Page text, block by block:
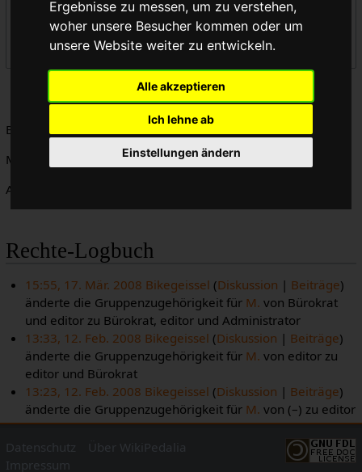
Ergebnisse zu messen, um zu verstehen,
woher unsere Besucher kommen oder um
unsere Website weiter zu entwickeln.
Alle akzeptieren
Ich lehne ab
Einstellungen ändern
Benutzergruppen laden
Benutzergruppen ansehen
Benutzergruppen des Benutzers M. Beiträge
Mitglied von:
Bürokrat, editor,Administrator
Automatisch Mitglied von:
Rechte-Logbuch
15:55, 17. Mär. 2008 Bikegeissel Diskussion
Beiträge
änderte die Gruppenzugehörigkeit für M. von Bürokrat
und editor zu Bürokrat, editor und Administrator
13:33, 12. Feb. 2008 Bikegeissel Diskussion
Beiträge
änderte die Gruppenzugehörigkeit für M. von editor zu
editor und Bürokrat
13:23, 12. Feb. 2008 Bikegeissel Diskussion
Beiträge
änderte die Gruppenzugehörigkeit für M. von (–) zu editor
Datenschutz
Über WikiPedalia
Impressum